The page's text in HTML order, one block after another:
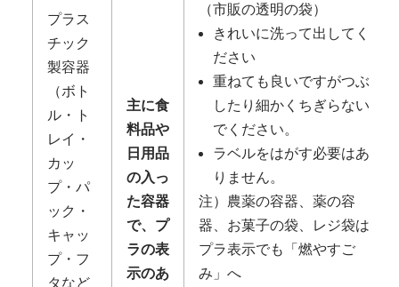
プラス
チック
製容器
（ボト
ル・ト
レイ・
カッ
プ・パ
ック・
キャッ
プ・フ
タなど
主に食
料品や
日用品
の入っ
た容器
で、プ
ラの表
示のあ
（市販の透明の袋）
きれいに洗って出してく
ださい
重ねても良いですがつぶ
したり細かくちぎらない
でください。
ラベルをはがす必要はあ
りません。
注）農薬の容器、薬の容
器、お菓子の袋、レジ袋は
プラ表示でも「燃やすご
み」へ